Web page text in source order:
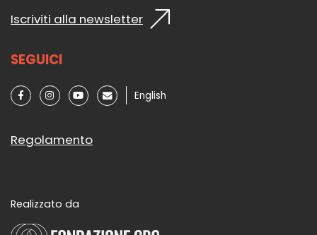
Iscriviti alla newsletter
SEGUICI
English
Regolamento
Realizzato da